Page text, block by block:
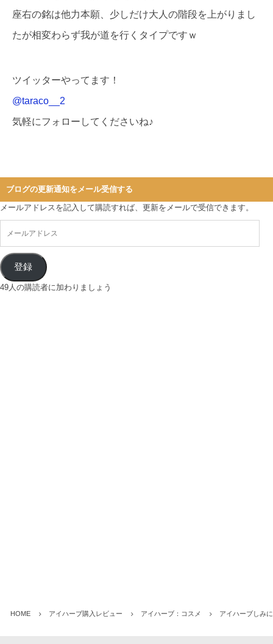
座右の銘は他力本願、少しだけ大人の階段を上がりまし
たが相変わらず我が道を行くタイプですｗ
ツイッターやってます！
@taraco__2
気軽にフォローしてくださいね♪
ブログの更新通知をメール受信する
メールアドレスを記入して購読すれば、更新をメールで受信できます。
登録
49人の購読者に加わりましょう
HOME アイハーブ購入レビュー アイハーブ：コスメ アイハーブしみ